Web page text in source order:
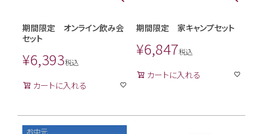
期間限定 オンライン飲み会
セット
¥6,393税込
カートに入れる
期間限定 家キャンプセット
¥6,847税込
カートに入れる